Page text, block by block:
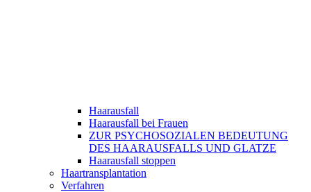
Haarausfall
Haarausfall bei Frauen
ZUR PSYCHOSOZIALEN BEDEUTUNG
DES HAARAUSFALLS UND GLATZE
Haarausfall stoppen
Haartransplantation
Verfahren